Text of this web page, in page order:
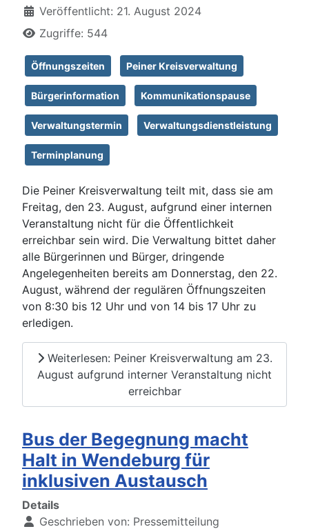
Veröffentlicht: 21. August 2024
Zugriffe: 544
Öffnungszeiten Peiner Kreisverwaltung
Bürgerinformation Kommunikationspause
Verwaltungstermin Verwaltungsdienstleistung
Terminplanung
Die Peiner Kreisverwaltung teilt mit, dass sie am
Freitag, den 23. August, aufgrund einer internen
Veranstaltung nicht für die Öffentlichkeit
erreichbar sein wird. Die Verwaltung bittet daher
alle Bürgerinnen und Bürger, dringende
Angelegenheiten bereits am Donnerstag, den 22.
August, während der regulären Öffnungszeiten
von 8:30 bis 12 Uhr und von 14 bis 17 Uhr zu
erledigen.
Weiterlesen: Peiner Kreisverwaltung am 23.
August aufgrund interner Veranstaltung nicht
erreichbar
Bus der Begegnung macht
Halt in Wendeburg für
inklusiven Austausch
Details
Geschrieben von: Pressemitteilung